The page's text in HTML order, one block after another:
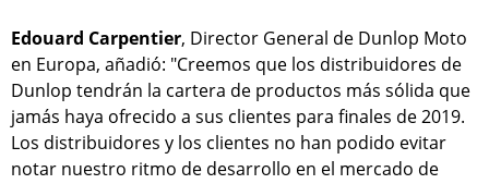
Edouard Carpentier, Director General de Dunlop Moto
en Europa, añadió: "Creemos que los distribuidores de
Dunlop tendrán la cartera de productos más sólida que
jamás haya ofrecido a sus clientes para finales de 2019.
Los distribuidores y los clientes no han podido evitar
notar nuestro ritmo de desarrollo en el mercado de